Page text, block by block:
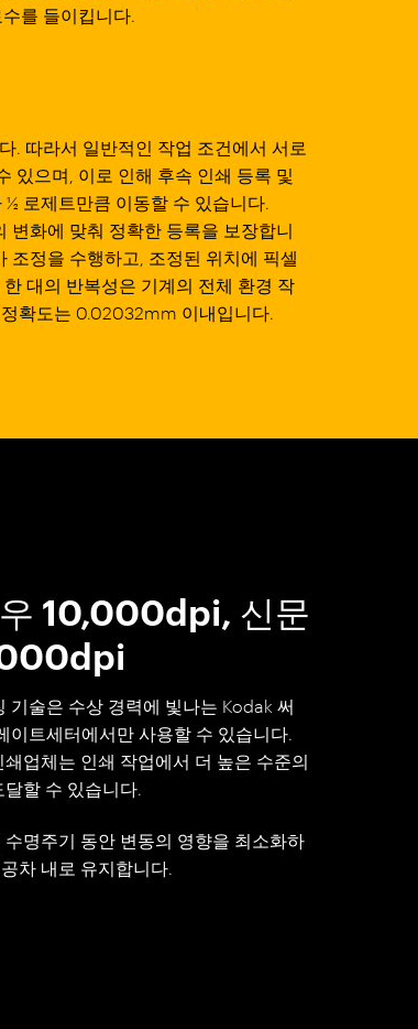
를 들이킵니다.
. 따라서 일반적인 작업 조건에서 서로
있으며, 이로 인해 후속 인쇄 등록 및
로제트만큼 이동할 수 있습니다.
변화에 맞춰 정확한 등록을 보장합니
조정을 수행하고, 조정된 위치에 픽셀
대의 반복성은 기계의 전체 환경 작
확도는 0.02032mm 이내입니다.
10,000dpi, 신문
기술은 수상 경력에 빛나는 Kodak 써
이트세터에서만 사용할 수 있습니다.
업체는 인쇄 작업에서 더 높은 수준의
할 수 있습니다.
수명주기 동안 변동의 영향을 최소화하
차 내로 유지합니다.